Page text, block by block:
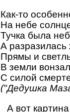
Как-то
На небе
Тучка была
А
Прямы и
В земли
С силой
("Дедушка
А вот